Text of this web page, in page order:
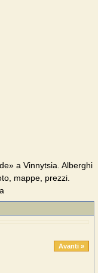
a Vinnytsia. Alberghi
mappe, prezzi.
Avanti »